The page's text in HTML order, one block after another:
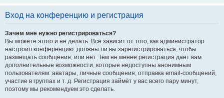
Вход на конференцию и регистрация
Зачем мне нужно регистрироваться?
Вы можете этого и не делать. Всё зависит от того, как администратор
настроил конференцию: должны ли вы зарегистрироваться, чтобы
размещать сообщения, или нет. Тем не менее регистрация даёт вам
дополнительные возможности, которые недоступны анонимным
пользователям: аватары, личные сообщения, отправка email-сообщений,
участие в группах и т. д. Регистрация займёт у вас всего пару минут,
поэтому мы рекомендуем это сделать.